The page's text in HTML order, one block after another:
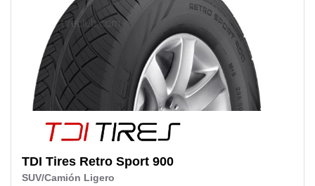
TDI Tires Retro Sport 900
SUV/Camión Ligero